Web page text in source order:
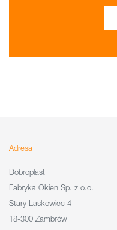
Adresa
Dobroplast
Fabryka Okien Sp. z o.o.
Stary Laskowiec 4
18-300 Zambrów